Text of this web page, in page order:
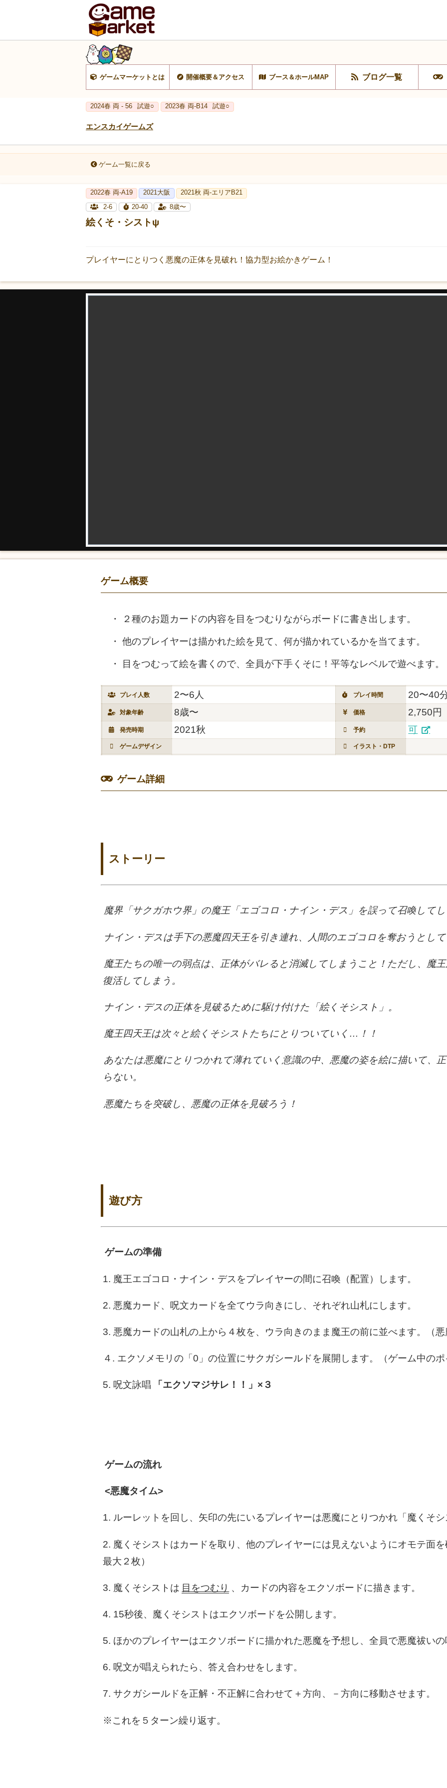
ゲームマーケットとは 開催概要＆アクセス ブース＆ホールMAP ブログ一覧
2024春 両 - 56 試遊○ 2023春 両‐B14 試遊○
エンスカイゲームズ
ゲーム一覧に戻る
2022春 両-A19 2021大阪
2021秋 両-エリアB21
2-6
20-40 8歳〜
絵くそ・シストψ
プレイヤーにとりつく悪魔の正体を見破れ！協力型お絵かきゲーム！
ゲーム概要
２種のお題カードの内容を目をつむりながらボードに書き出します。
他のプレイヤーは描かれた絵を見て、何が描かれているかを当てます。
目をつむって絵を書くので、全員が下手くそに！平等なレベルで遊べます。
プレイ人数 2〜6人 プレイ時間 20〜40
対象年齢 8歳〜 価格 2,750円
発売時期 2021秋 予約 可
ゲームデザイン イラスト・DTP
ゲーム詳細
ストーリー
魔界「サクガホウ界」の魔王「エゴコロ・ナイン・デス」を誤って召喚して
ナイン・デスは手下の悪魔四天王を引き連れ、人間のエゴコロを奪おうとし
魔王たちの唯一の弱点は、正体がバレると消滅してしまうこと！ただし、魔
復活してしまう。
ナイン・デスの正体を見破るために駆け付けた「絵くそシスト」。
魔王四天王は次々と絵くそシストたちにとりついていく…！！
あなたは悪魔にとりつかれて薄れていく意識の中、悪魔の姿を絵に描いて、
らない。
悪魔たちを突破し、悪魔の正体を見破ろう！
遊び方
ゲームの準備
1. 魔王エゴコロ・ナイン・デスをプレイヤーの間に召喚（配置）します。
2. 悪魔カード、呪文カードを全てウラ向きにし、それぞれ山札にします。
3. 悪魔カードの山札の上から４枚を、ウラ向きのまま魔王の前に並べます。（
４. エクソメモリの「0」の位置にサクガシールドを展開します。（ゲーム中の
5. 呪文詠唱 「エクソマジサレ！！」×３
ゲームの流れ
<悪魔タイム>
1. ルーレットを回し、矢印の先にいるプレイヤーは悪魔にとりつかれ「魔くそ
2. 魔くそシストはカードを取り、他のプレイヤーには見えないようにオモテ面
最大２枚）
3. 魔くそシストは 目をつむり 、カードの内容をエクソボードに描きます。
4. 15秒後、魔くそシストはエクソボードを公開します。
5. ほかのプレイヤーはエクソボードに描かれた悪魔を予想し、全員で悪魔祓い
6. 呪文が唱えられたら、答え合わせをします。
7. サクガシールドを正解・不正解に合わせて＋方向、－方向に移動させます。
※これを５ターン繰り返す。